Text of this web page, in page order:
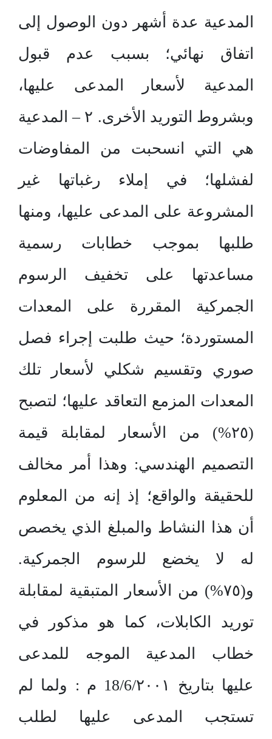
المدعية عدة أشهر دون الوصول إلى
اتفاق نهائي؛ بسبب عدم قبول
المدعية لأسعار المدعى عليها،
وبشروط التوريد الأخرى. ٢ – المدعية
هي التي انسحبت من المفاوضات
لفشلها؛ في إملاء رغباتها غير
المشروعة على المدعى عليها، ومنها
طلبها بموجب خطابات رسمية
مساعدتها على تخفيف الرسوم
الجمركية المقررة على المعدات
المستوردة؛ حيث طلبت إجراء فصل
صوري وتقسيم شكلي لأسعار تلك
المعدات المزمع التعاقد عليها؛ لتصبح
(٢٥%) من الأسعار لمقابلة قيمة
التصميم الهندسي: وهذا أمر مخالف
للحقيقة والواقع؛ إذ إنه من المعلوم
أن هذا النشاط والمبلغ الذي يخصص
له لا يخضع للرسوم الجمركية.
و(٧٥%) من الأسعار المتبقية لمقابلة
توريد الكابلات، كما هو مذكور في
خطاب المدعية الموجه للمدعى
عليها بتاريخ 18/6/٢٠٠١ م : ولما لم
تستجب المدعى عليها لطلب